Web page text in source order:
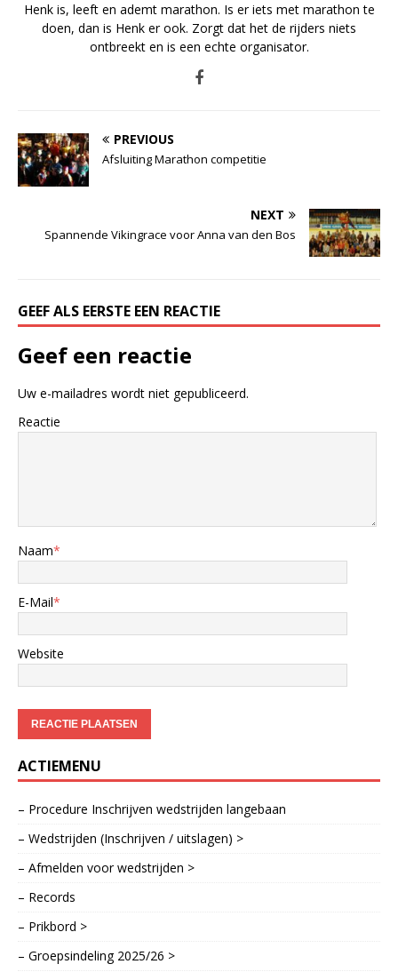
Henk is, leeft en ademt marathon. Is er iets met marathon te
doen, dan is Henk er ook. Zorgt dat het de rijders niets
ontbreekt en is een echte organisator.
PREVIOUS
Afsluiting Marathon competitie
NEXT
Spannende Vikingrace voor Anna van den Bos
GEEF ALS EERSTE EEN REACTIE
Geef een reactie
Uw e-mailadres wordt niet gepubliceerd.
Reactie
Naam*
E-Mail*
Website
ACTIEMENU
– Procedure Inschrijven wedstrijden langebaan
– Wedstrijden (Inschrijven / uitslagen) >
– Afmelden voor wedstrijden >
– Records
– Prikbord >
– Groepsindeling 2025/26 >